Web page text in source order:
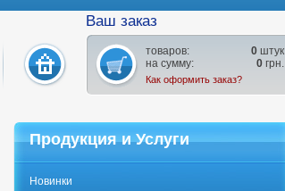
Ваш заказ
товаров: 0 штук
на сумму:
0 грн.
Как оформить заказ?
Продукция и Услуги
Новинки